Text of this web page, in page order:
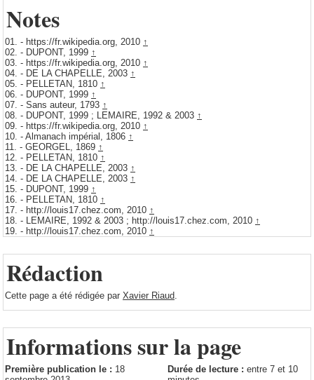
Notes
01. - https://fr.wikipedia.org, 2010 ↑
02. - DUPONT, 1999 ↑
03. - https://fr.wikipedia.org, 2010 ↑
04. - DE LA CHAPELLE, 2003 ↑
05. - PELLETAN, 1810 ↑
06. - DUPONT, 1999 ↑
07. - Sans auteur, 1793 ↑
08. - DUPONT, 1999 ; LEMAIRE, 1992 & 2003 ↑
09. - https://fr.wikipedia.org, 2010 ↑
10. - Almanach impérial, 1806 ↑
11. - GEORGEL, 1869 ↑
12. - PELLETAN, 1810 ↑
13. - DE LA CHAPELLE, 2003 ↑
14. - DE LA CHAPELLE, 2003 ↑
15. - DUPONT, 1999 ↑
16. - PELLETAN, 1810 ↑
17. - http://louis17.chez.com, 2010 ↑
18. - LEMAIRE, 1992 & 2003 ; http://louis17.chez.com, 2010 ↑
19. - http://louis17.chez.com, 2010 ↑
Rédaction
Cette page a été rédigée par Xavier Riaud.
Informations sur la page
Première publication le : 18
Durée de lecture : entre 7 et 10